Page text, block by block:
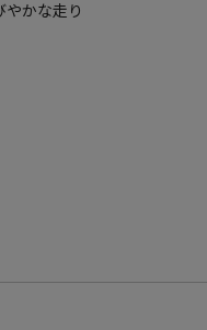
かな走り